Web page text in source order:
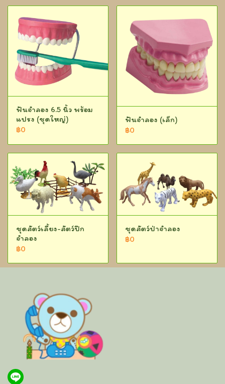
ฟันจำลอง 6.5 นิ้ว พร้อม
แปรง (ชุดใหญ่)
฿0
ฟันจำลอง (เล็ก)
฿0
ชุดสัตว์เลี้ยง-สัตว์ปีก
จำลอง
฿0
ชุดสัตว์ป่าจำลอง
฿0